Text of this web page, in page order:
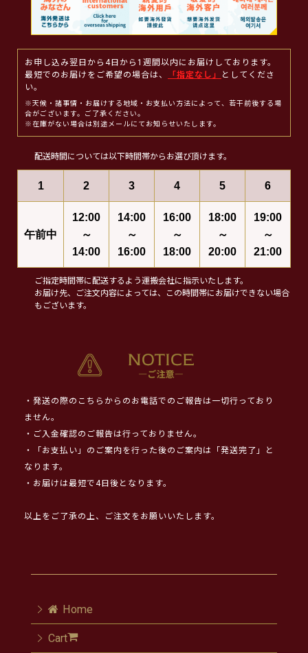
お申し込み翌日から4日から1週間以内にお届けしております。
最短でのお届けをご希望の場合は、
「指定なし」
としてくださ
い。
※天候・諸事情・お届けする地域・お支払い方法によって、若干前後する場
合がございます。ご了承ください。
※在庫がない場合は別途メールにてお知らせいたします。
配送時間については以下時間帯からお選び頂けます。
1 2 3 4 5 6
午前中
12:00
～
14:00
14:00
～
16:00
16:00
～
18:00
18:00
～
20:00
19:00
～
21:00
ご指定時間帯に配送するよう運搬会社に指示いたします。
お届け先、ご注文内容によっては、この時間帯にお届けできない場合
もございます。
・発送の際のこちらからのお電話でのご報告は一切行っており
ません。
・ご入金確認のご報告は行っておりません。
・「お支払い」のご案内を行った後のご案内は「発送完了」と
なります。
・お届けは最短で4日後となります。
以上をご了承の上、ご注文をお願いいたします。
Home
Cart